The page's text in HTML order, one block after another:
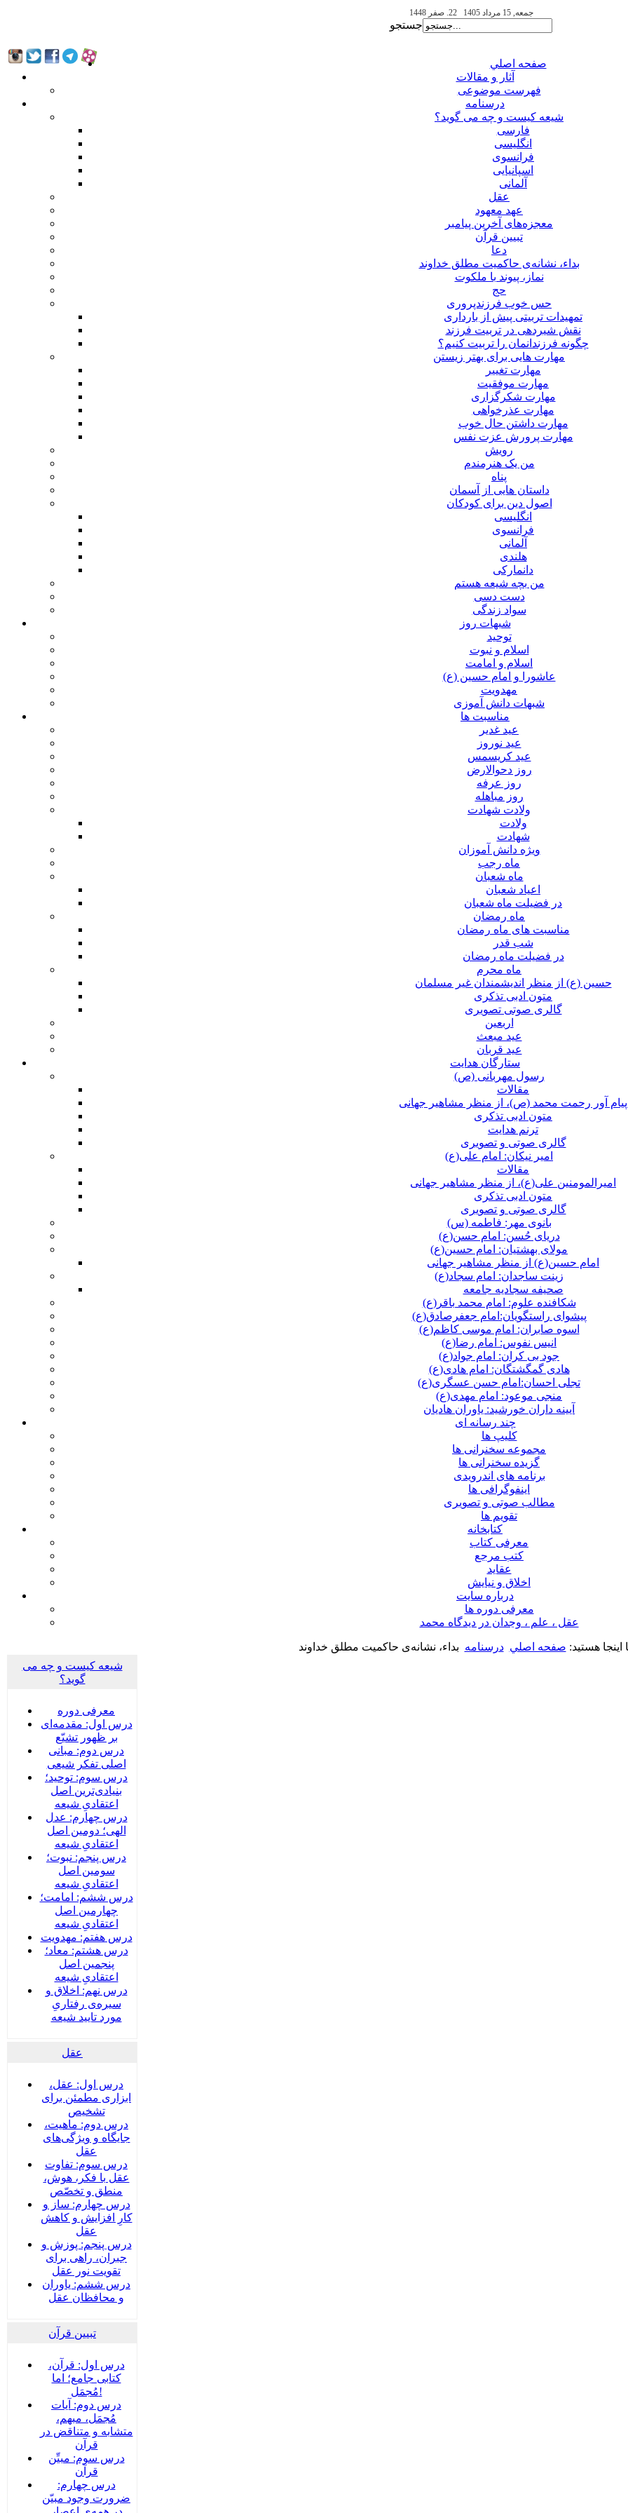
جمعه, 15 مرداد 1405 22. صفر 1448
جستجو
صفحه اصلي
آثار و مقالات
فهرست موضوعی
درسنامه
شیعه کیست و چه می گوید؟
فارسی
انگلیسی
فرانسوی
اسپانیایی
آلمانی
عقل
عهد معهود
معجزه‌های آخرین پیامبر
تبيين قرآن
دعا
بداء، نشانه‌ی حاکمیت مطلق خداوند
نماز، پیوند با ملکوت
حج
حس خوب فرزندپروری
تمهیدات تربیتی پیش از بارداری
نقش شیردهی در تربیت فرزند
چگونه فرزندانمان را تربیت کنیم؟
مهارت هایی برای بهتر زیستن
مهارت تغییر
مهارت موفقیت
مهارت شکرگزاری
مهارت عذرخواهی
مهارت داشتن حال خوب
مهارت پرورش عزت نفس
رویش
من یک هنرمندم
پناه
داستان هایی از آسمان
اصول دین برای کودکان
انگلیسی
فرانسوی
آلمانی
هلندی
دانمارکی
من بچه شیعه هستم
دست دسی
سواد زندگی
شبهات روز
توحید
اسلام و نبوت
اسلام و امامت
عاشورا و امام حسین (ع)
مهدویت
شبهات دانش آموزی
مناسبت ها
عید غدير
عید نوروز
عید کریسمس
روز دحوالارض
روز عرفه
روز مباهله
ولادت شهادت
ولادت
شهادت
ویژه دانش آموزان
ماه رجب
ماه شعبان
اعیاد شعبان
در فضیلت ماه شعبان
ماه رمضان
مناسبت های ماه رمضان
شب قدر
در فضیلت ماه رمضان
ماه محرم
حسین (ع) از منظر اندیشمندان غیر مسلمان
متون ادبی تذکری
گالری صوتی تصویری
اربعین
عید مبعث
عید قربان
ستارگان هدایت
رسول مهربانی (ص)
مقالات
پیام آور رحمت محمد (ص)، از منظر مشاهیر جهانی
متون ادبی تذکری
ترنم هدایت
گالری صوتی و تصویری
امیر نیکان: امام علی(ع)
مقالات
امیرالمومنین علی(ع)، از منظر مشاهیر جهانی
متون ادبی تذکری
گالری صوتی و تصویری
بانوی مهر: فاطمه (س)
دریای حُسن: امام حسن(ع)
مولای بهشتیان: امام حسین(ع)
امام حسین(ع) از منظر مشاهیر جهانی
زینت ساجدان: امام سجاد(ع)
صحیفه سجادیه جامعه
شکافنده علوم: امام محمد باقر(ع)
پیشوای راستگویان:امام جعفرصادق(ع)
اسوه صابران: امام موسی کاظم(ع)
انیس نفوس: امام رضا(ع)
جود بی کران: امام جواد(ع)
هادی گمگشتگان: امام هادی(ع)
تجلی احسان:امام حسن عسگری(ع)
منجی موعود: امام مهدی(ع)
آیینه داران خورشید: یاوران هادیان
چند رسانه ای
کلیپ ها
مجموعه سخنرانی ها
گزیده سخنرانی ها
برنامه های اندرویدی
اینفوگرافی ها
مطالب صوتی و تصویری
تقویم ها
كتابخانه
معرفی کتاب
کتب مرجع
عقاید
اخلاق و نیایش
درباره سايت
معرفی دوره ها
عقل ، علم ، وجدان در ديدگاه محمد
هستید: صفحه اصلي درسنامه بداء، نشانه‌ی حاکمیت مطلق خداوند
شیعه کیست و چه می
گوید؟
معرفی دوره
درس اول: مقدمه‌ای
بر ظهور تشیّع
درس دوم: مبانی
اصلی تفکر شیعی
درس سوم: توحید؛
بنیادی‌‌ترین اصل
اعتقادیِ شیعه
درس چهارم: عدل
الهی؛ دومین اصل
اعتقادیِ شیعه
درس پنجم: نبوت؛
سومین اصل
اعتقادیِ شیعه
درس ششم: امامت؛
چهارمین اصل
اعتقادیِ شیعه
درس هفتم: مهدویت
درس هشتم: معاد؛
پنجمین اصل
اعتقادیِ شیعه
درس نهم: اخلاق و
سیره‌ی رفتاریِ
مورد تایید شیعه
عقل
درس اول: عقل،
ابزاری مطمئن برای
تشخیص
درس دوم: ماهیت،
جایگاه و ویژگی‌های
عقل
درس سوم: تفاوت
عقل با فکر، هوش،
منطق و تخصّص
درس چهارم: ساز و
کارِ افزایش و کاهش
عقل
درس پنجم: پوزش و
جبران، راهی برای
تقویت نور عقل
درس ششم: یاوران
و محافظان عقل
تبیین قرآن
درس اول: قرآن،
کتابی جامع؛ اما
مُجمَل!
درس دوم: آیات
مُجمَل، مبهم،
متشابه و متناقض در
قرآن
درس سوم: مبیِّن
قرآن
درس چهارم:
ضرورت وجود مبیّن